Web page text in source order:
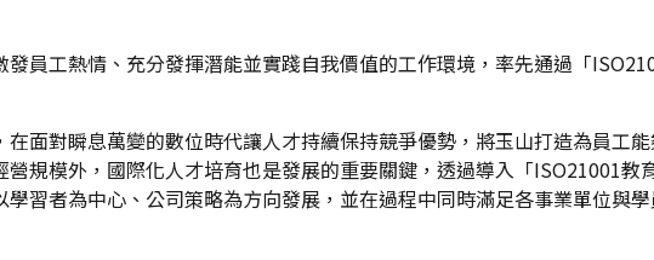
員工熱情、充分發揮潛能並實踐自我價值的工作環境，率先通過「
面對瞬息萬變的數位時代讓人才持續保持競爭優勢，將玉山打造為員工
規模外，國際化人才培育也是發展的重要關鍵，透過導入「ISO21001教
習者為中心、公司策略為方向發展，並在過程中同時滿足各事業單位與